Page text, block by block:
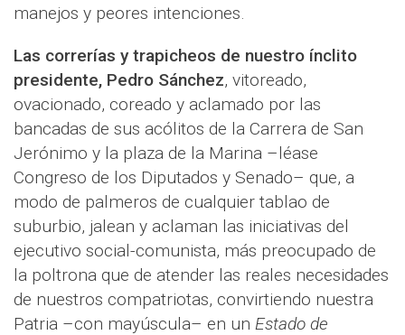
manejos y peores intenciones.
Las correrías y trapicheos de nuestro ínclito
presidente, Pedro Sánchez, vitoreado,
ovacionado, coreado y aclamado por las
bancadas de sus acólitos de la Carrera de San
Jerónimo y la plaza de la Marina –léase
Congreso de los Diputados y Senado– que, a
modo de palmeros de cualquier tablao de
suburbio, jalean y aclaman las iniciativas del
ejecutivo social-comunista, más preocupado de
la poltrona que de atender las reales necesidades
de nuestros compatriotas, convirtiendo nuestra
Patria –con mayúscula– en un Estado de